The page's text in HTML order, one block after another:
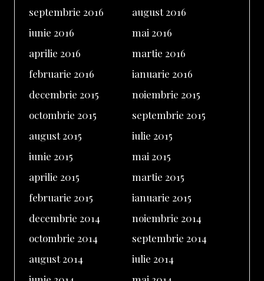
septembrie 2016
august 2016
iunie 2016
mai 2016
aprilie 2016
martie 2016
februarie 2016
ianuarie 2016
decembrie 2015
noiembrie 2015
octombrie 2015
septembrie 2015
august 2015
iulie 2015
iunie 2015
mai 2015
aprilie 2015
martie 2015
februarie 2015
ianuarie 2015
decembrie 2014
noiembrie 2014
octombrie 2014
septembrie 2014
august 2014
iulie 2014